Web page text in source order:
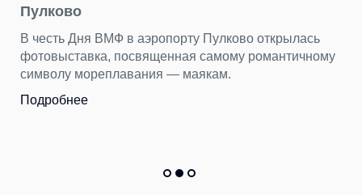
Пулково
В честь Дня ВМФ в аэропорту Пулково открылась
фотовыставка, посвященная самому романтичному
символу мореплавания — маякам.
Подробнее